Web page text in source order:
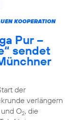
KOOPERATION
Pur –
sendet
der
verlängern
und O2, die